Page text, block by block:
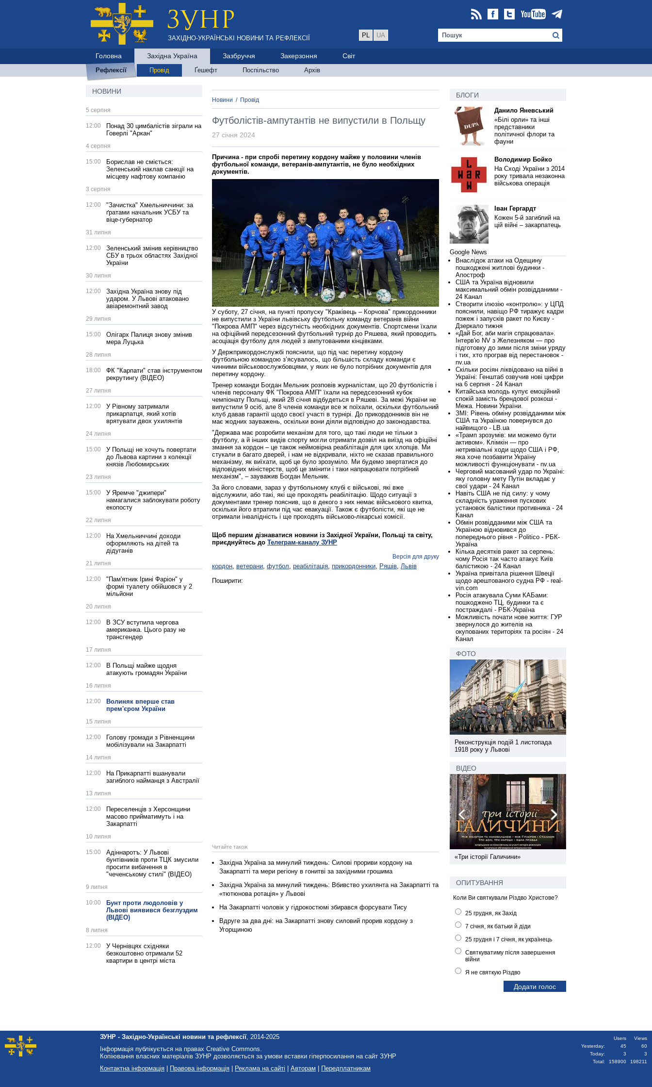
ЗАХІДНО-УКРАЇНСЬКІ НОВИНИ ТА РЕФЛЕКСІЇ PL UA
Головна Західна Україна Зазбруччя Закерзоння Світ
Рефлексії Провід Ґешефт Поспільство Архів
НОВИНИ
5 серпня
12:00
Понад 30 цимбалістів зіграли на
Говерлі "Аркан"
4 серпня
15:00
Борислав не сміється:
Зеленський наклав санкції на
місцеву нафтову компанію
3 серпня
12:00
"Зачистка" Хмельниччини: за
ґратами начальник УСБУ та
віце-губернатор
31 липня
12:00
Зеленський змінив керівництво
СБУ в трьох областях Західної
України
30 липня
12:00
Західна Україна знову під
ударом. У Львові атаковано
авіаремонтний завод
29 липня
15:00
Олігарх Палиця знову змінив
мера Луцька
28 липня
18:00
ФК "Карпати" став інструментом
рекрутингу (ВІДЕО)
27 липня
12:00
У Рівному затримали
прикарпатця, який хотів
врятувати двох ухилянтів
24 липня
15:00
У Польщі не хочуть повертати
до Львова картини з колекції
князів Любомирських
23 липня
15:00
У Яремче "джипери"
намагалися заблокувати роботу
екопосту
22 липня
12:00
На Хмельниччині доходи
оформляють на дітей та
дідуганів
21 липня
12:00
"Пам'ятник Ірині Фаріон" у
формі туалету обійшовся у 2
мільйони
20 липня
12:00
В ЗСУ вступила чергова
американка. Цього разу не
трансгендер
17 липня
12:00
В Польщі майже щодня
атакують громадян України
16 липня
12:00
Волиняк вперше став
прем'єром України
15 липня
12:00
Голову громади з Рівненщини
мобілізували на Закарпатті
14 липня
12:00
На Прикарпатті вшанували
загиблого найманця з Австралії
13 липня
12:00
Переселенців з Херсонщини
масово прийматимуть і на
Закарпатті
10 липня
15:00
Адіннаротъ: У Львові
бунтівників проти ТЦК змусили
просити вибачення в
"чеченському стилі" (ВІДЕО)
9 липня
10:00
Бунт проти людоловів у
Львові виявився безглуздим
(ВІДЕО)
8 липня
12:00
У Чернівцях східняки
безкоштовно отримали 52
квартири в центрі міста
Новини / Провід
Футболістів-ампутантів не випустили в Польщу
27 січня 2024
Причина - при спробі перетину кордону майже у половини членів
футбольної команди, ветеранів-ампутантів, не було необхідних
документів.
У суботу, 27 січня, на пункті пропуску "Краківець – Корчова" прикордонники
не випустили з України львівську футбольну команду ветеранів війни
"Покрова АМП" через відсутність необхідних документів. Спортсмени їхали
на офіційний передсезонний футбольний турнір до Ряшева, який проводить
асоціація футболу для людей з ампутованими кінцівками.
У Держприкордонслужбі пояснили, що під час перетину кордону
футбольною командою з’ясувалось, що більшість складу команди є
чинними військовослужбовцями, у яких не було потрібних документів для
перетину кордону.
Тренер команди Богдан Мельник розповів журналістам, що 20 футболістів і
членів персоналу ФК "Покрова АМП" їхали на передсезонний кубок
чемпіонату Польщі, який 28 січня відбудеться в Ряшеві. За межі України не
випустили 9 осіб, але 8 членів команди все ж поїхали, оскільки футбольний
клуб давав гарантії щодо своєї участі в турнірі. До прикордонників він не
має жодних зауважень, оскільки вони діяли відповідно до законодавства.
"Держава має розробити механізм для того, що такі люди не тільки з
футболу, а й інших видів спорту могли отримати дозвіл на виїзд на офіційні
змання за кордон – це також неймовірна реабілітація для цих хлопців. Ми
стукали в багато дверей, і нам не відкривали, ніхто не сказав правильного
механізму, як виїхати, щоб це було зрозуміло. Ми будемо звертатися до
відповідних міністерств, щоб це змінити і таки напрацювати потрібний
механізм", – зауважив Богдан Мельник.
За його словами, зараз у футбольному клубі є військові, які вже
відслужили, або такі, які ще проходять реабілітацію. Щодо ситуації з
документами тренер пояснив, що в декого з них немає військового квитка,
оскільки його втратили під час евакуації. Також є футболісти, які ще не
отримали інвалідність і ще проходять військово-лікарські комісії.
Щоб першим дізнаватися новини із Західної України, Польщі та світу,
приєднуйтесь до Телеграм-каналу ЗУНР
Версія для друку
кордон, ветерани, футбол, реабілітація, прикордонники, Ряшів, Львів
Поширити:
Читайте також
Західна Україна за минулий тиждень: Силові прориви кордону на
Закарпатті та мери регіону в гонитві за західними грошима
Західна Україна за минулий тиждень: Вбивство ухилянта на Закарпатті та
«тютюнова ротація» у Львові
На Закарпатті чоловік у гідрокостюмі збирався форсувати Тису
Вдруге за два дні: на Закарпатті знову силовий прорив кордону з
Угорщиною
БЛОГИ
Данило Яневський
«Білі орли» та інші
представники
політичної флори та
фауни
Володимир Бойко
На Сході України з 2014
року тривала незаконна
військова операція
Іван Гергардт
Кожен 5-й загиблий на
цій війні – закарпатець
Google News
Внаслідок атаки на Одещину
пошкоджені житлові будинки -
Апостроф
США та Україна відновили
максимальний обмін розвідданими -
24 Канал
Створити ілюзію «контролю»: у ЦПД
пояснили, навіщо РФ тиражує кадри
пожеж і запусків ракет по Києву -
Дзеркало тижня
«Дай Бог, аби магія спрацювала».
Інтерв'ю NV з Железняком — про
підготовку до зими після зміни уряду
і тих, хто програв від перестановок -
nv.ua
Скільки росіян ліквідовано на війні в
Україні: Генштаб озвучив нові цифри
на 6 серпня - 24 Канал
Китайська молодь купує емоційний
спокій замість брендової розкоші -
Межа. Новини України.
ЗМІ: Рівень обміну розвідданими між
США та Україною повернувся до
найвищого - LB.ua
«Трамп зрозумів: ми можемо бути
активом». Клімкін — про
нетривіальні ходи щодо США і РФ,
яка хоче позбавити Україну
можливості функціонувати - nv.ua
Черговий масований удар по Україні:
яку головну мету Путін вкладає у
свої удари - 24 Канал
Навіть США не під силу: у чому
складність ураження пускових
установок балістики противника - 24
Канал
Обмін розвідданими між США та
Україною відновився до
попереднього рівня - Politico - РБК-
Україна
Кілька десятків ракет за серпень:
чому Росія так часто атакує Київ
балістикою - 24 Канал
Україна привітала рішення Швеції
щодо арештованого судна РФ - real-
vin.com
Росія атакувала Суми КАБами:
пошкоджено ТЦ, будинки та є
постраждалі - РБК-Україна
Можливість почати нове життя: ГУР
звернулося до жителів на
окупованих територіях та росіян - 24
Канал
ФОТО
Реконструкція подій 1 листопада
1918 року у Львові
ВІДЕО
України
«Три історії Галичини»
ОПИТУВАННЯ
Коли Ви святкували Різдво Христове?
25 грудня, як Захід
7 січня, як батьки й діди
25 грудня і 7 січня, як українець
Святкуватиму після завершення
війни
Я не святкую Різдво
ЗУНР - Західно-Українські новини та рефлексії, 2014-2025
Інформація публікується на правах Creative Commons.
Копіювання власних матеріалів ЗУНР дозволяється за умови вставки гіперпосилання на сайт ЗУНР
Контактна інформація
Правова інформація Реклама на сайті Авторам Передплатникам
Users
Views
Yesterday:
45
60
Today:
3
3
Total:
158900 198211